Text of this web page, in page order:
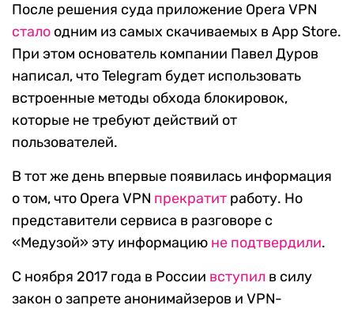
После решения суда приложение Opera VPN
стало одним из самых скачиваемых в App Store.
При этом основатель компании Павел Дуров
написал, что Telegram будет использовать
встроенные методы обхода блокировок,
которые не требуют действий от
пользователей.
В тот же день впервые появилась информация
о том, что Opera VPN прекратит работу. Но
представители сервиса в разговоре с
«Медузой» эту информацию не подтвердили.
С ноября 2017 года в России вступил в силу
закон о запрете анонимайзеров и VPN-